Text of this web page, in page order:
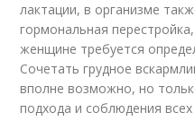
лактации, в организме
гормональная
женщине требуется
Сочетать грудное
вполне возможно, но
подхода и соблюдения